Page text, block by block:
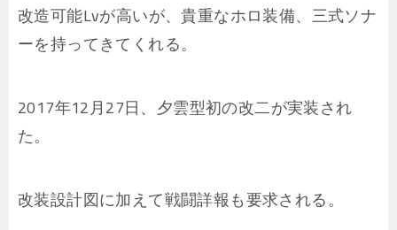
改造可能Lvが高いが、貴重なホロ装備、三式ソナ
ーを持ってきてくれる。
2017年12月27日、夕雲型初の改二が実装され
た。
改装設計図に加えて戦闘詳報も要求される。